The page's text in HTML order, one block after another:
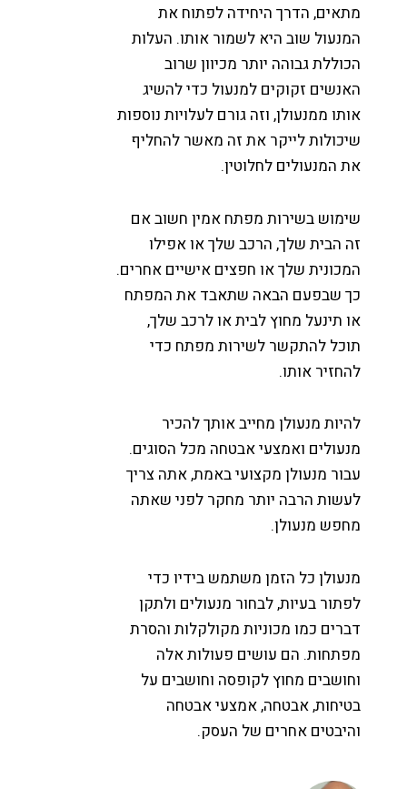
הדרך היחידה לפתוח את
שוב היא לשמור אותו. העלות
גבוהה יותר מכיוון שרוב
זקוקים למנעול כדי להשיג
ממנעולן, וזה גורם לעלויות נוספות
לייקר את זה מאשר להחליף
המנעולים לחלוטין.
בשירות מפתח אמין חשוב אם
הבית שלך, הרכב שלך או אפילו
שלך או חפצים אישיים אחרים.
שבפעם הבאה שתאבד את המפתח
תינעל מחוץ לבית או לרכב שלך,
להתקשר לשירות מפתח כדי
אותו.
מנעולן מחייב אותך להכיר
ואמצעי אבטחה מכל הסוגים.
מנעולן מקצועי באמת, אתה צריך
הרבה יותר מחקר לפני שאתה
מנעולן.
כל הזמן משתמש בידיו כדי
בעיות, לבחור מנעולים ולתקן
כמו מכוניות מקולקלות והסרת
הם עושים פעולות אלה
מחוץ לקופסה וחושבים על
אבטחה, אמצעי אבטחה
אחרים של העסק.